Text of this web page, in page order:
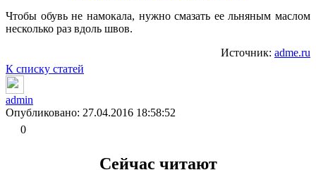
Чтобы обувь не намокала, нужно смазать ее льняным маслом
несколько раз вдоль швов.
Источник: adme.ru
К списку статей
admin
Опубликовано: 27.04.2016 18:58:52
0
Сейчас читают